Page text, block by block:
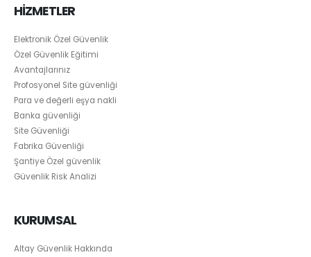
HİZMETLER
Elektronik Özel Güvenlik
Özel Güvenlik Eğitimi
Avantajlarınız
Profosyonel Site güvenliği
Para ve değerli eşya nakli
Banka güvenliği
Site Güvenliği
Fabrika Güvenliği
Şantiye Özel güvenlik
Güvenlik Risk Analizi
KURUMSAL
Altay Güvenlik Hakkında